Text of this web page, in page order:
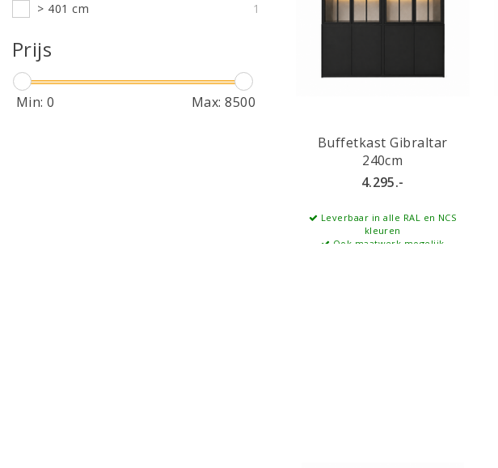
> 401 cm
1
Prijs
Min:0 Max:8500
Buffetkast Gibraltar
240cm
4.295.-
Leverbaar in alle RAL en NCS
kleuren
Ook maatwerk mogelijk